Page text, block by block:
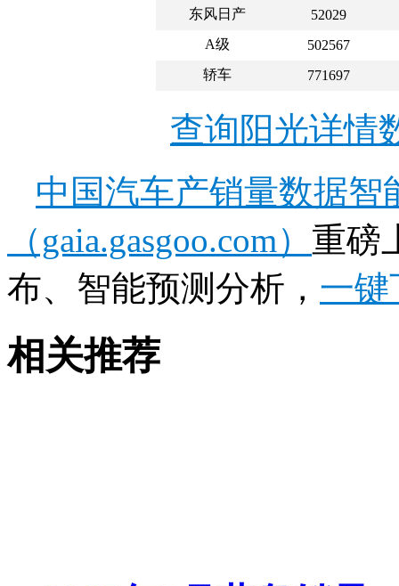
东风日产
52029
A级
502567
轿车
771697
查询阳光详情
中国汽车产销量数据
（gaia.gasgoo.com） 重磅
布、智能预测分析， 一键
相关推荐